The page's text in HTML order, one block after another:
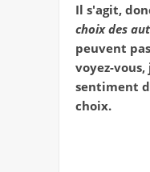
Il s'agit,
choix des
peuvent
voyez-
sentiment
choix.